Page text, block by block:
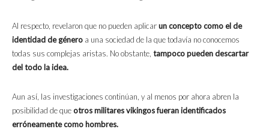
Al respecto, revelaron que no pueden aplicarun concepto como el de
identidad de género a una sociedad de la que todavía no conocemos
todas sus complejas aristas. No obstante, tampoco pueden descartar
del todo la idea.
Aun así, las investigaciones continúan, y al menos por ahora abren la
posibilidad de queotros militares vikingos fueran identificados
erróneamente como hombres.